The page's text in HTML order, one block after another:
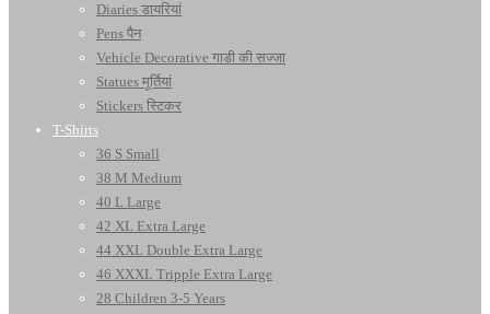
Diaries डायरियां
Pens पैन
Vehicle Decorative गाडी की सज्जा
Statues मूर्तियां
Stickers स्टिकर
T-Shirts
36 S Small
38 M Medium
40 L Large
42 XL Extra Large
44 XXL Double Extra Large
46 XXXL Tripple Extra Large
28 Children 3-5 Years